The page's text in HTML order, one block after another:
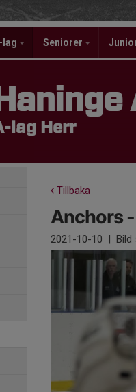
lag Seniorer
Haninge
lag Herr
Tillbaka
Anchors -
2021-10-10 | Bild